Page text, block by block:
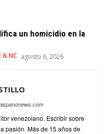
un homicidio en la
& NC agosto 6, 2026
venezolano. Escribir sobre
pasión. Más de 15 años de